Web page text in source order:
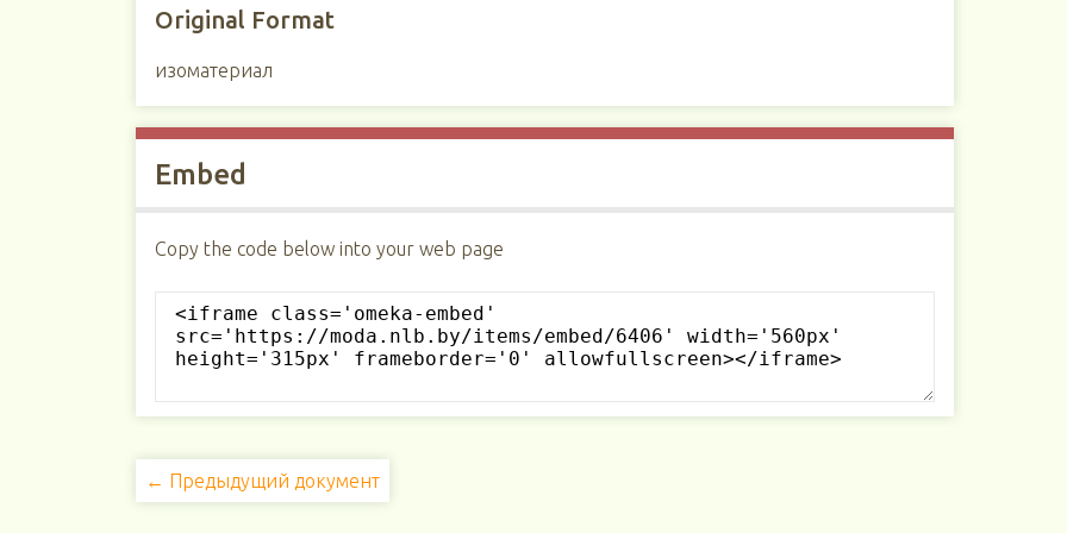
Original Format
изоматериал
Embed
Copy the code below into your web page
← Предыдущий документ